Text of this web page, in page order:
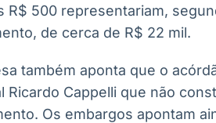
R$ 500 representariam,
de cerca de R$ 22 mil.
também aponta que o
Ricardo Cappelli que não
Os embargos apontam